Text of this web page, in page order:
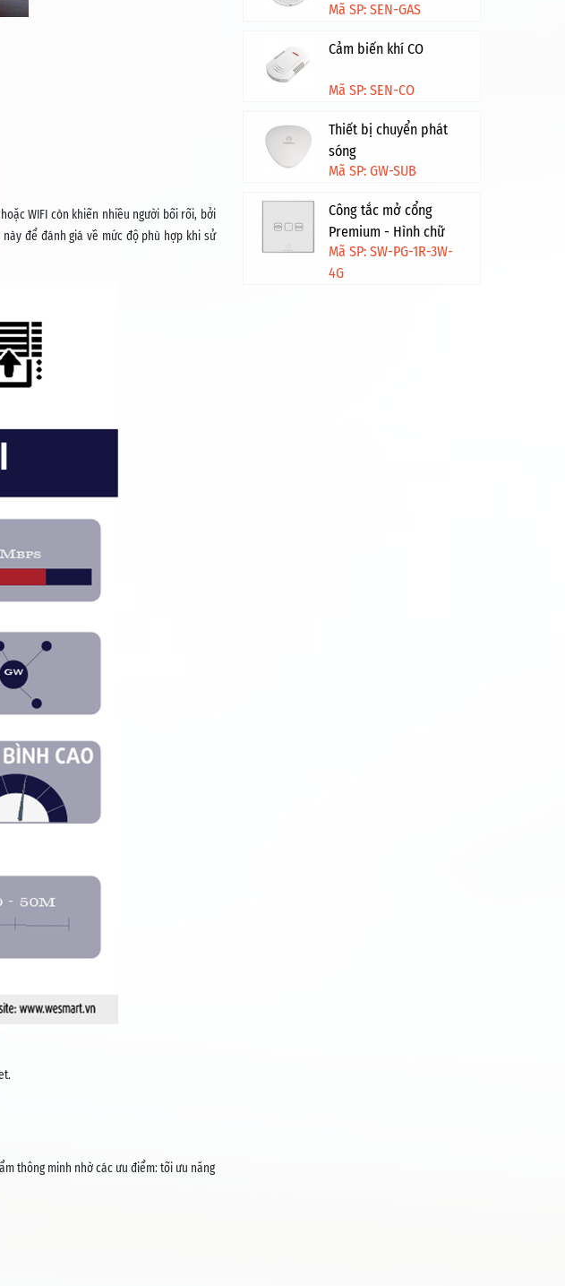
WIFI còn khiến nhiều người bối rối, bởi
này để đánh giá về mức độ phù hợp khi sử
thông minh nhờ các ưu điểm: tối ưu năng
Mã SP: SEN-GAS
Cảm biến khí CO
Mã SP: SEN-CO
Thiết bị chuyển phát
sóng
Mã SP: GW-SUB
Công tắc mở cổng
Premium - Hình chữ
nhật - Trắng viền vàng
Mã SP: SW-PG-1R-3W-
4G